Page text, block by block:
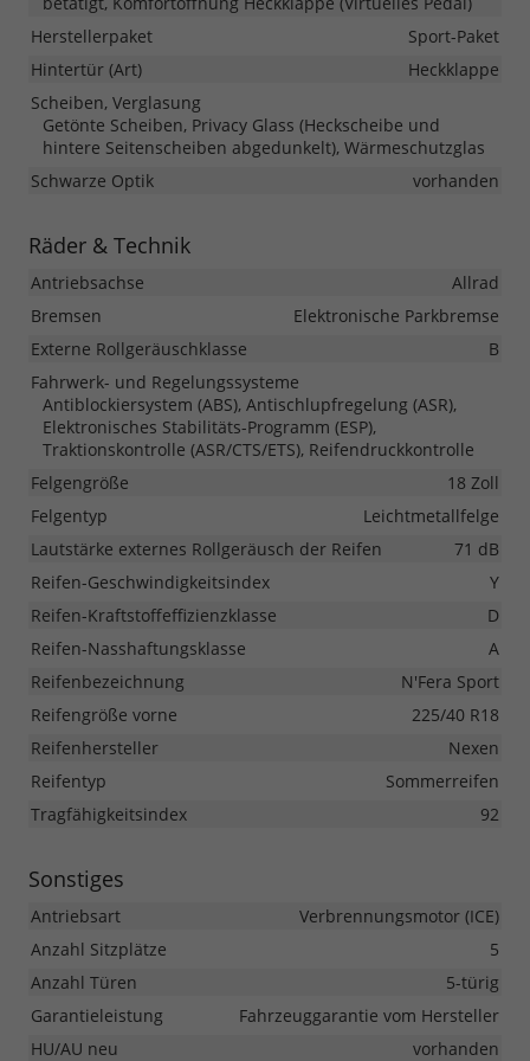
Herstellerpaket
Sport-Paket
Hintertür (Art)
Heckklappe
Scheiben, Verglasung
Getönte Scheiben, Privacy Glass (Heckscheibe und
hintere Seitenscheiben abgedunkelt), Wärmeschutzglas
Schwarze Optik
vorhanden
Räder & Technik
Antriebsachse
Allrad
Bremsen
Elektronische Parkbremse
Externe Rollgeräuschklasse
B
Fahrwerk- und Regelungssysteme
Antiblockiersystem (ABS), Antischlupfregelung (ASR),
Elektronisches Stabilitäts-Programm (ESP),
Traktionskontrolle (ASR/CTS/ETS), Reifendruckkontrolle
Felgengröße
18 Zoll
Felgentyp
Leichtmetallfelge
Lautstärke externes Rollgeräusch der Reifen
71 dB
Reifen-Geschwindigkeitsindex
Y
Reifen-Kraftstoffeffizienzklasse
D
Reifen-Nasshaftungsklasse
A
Reifenbezeichnung
N'Fera Sport
Reifengröße vorne
225/40 R18
Reifenhersteller
Nexen
Reifentyp
Sommerreifen
Tragfähigkeitsindex
92
Sonstiges
Antriebsart
Verbrennungsmotor (ICE)
Anzahl Sitzplätze
5
Anzahl Türen
5-türig
Garantieleistung
Fahrzeuggarantie vom Hersteller
HU/AU neu
vorhanden